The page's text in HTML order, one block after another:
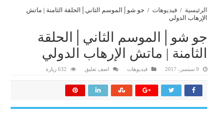
الرئيسية / فيديوهات / جو شو│الموسم الثاني│الحلقة الثامنة | ماتش
الإرهاب الدولي
جو شو│الموسم الثاني│الحلقة
الثامنة | ماتش الإرهاب الدولي
9 سبتمبر، 2017 فيديوهات اضف تعليق 632 زيارة